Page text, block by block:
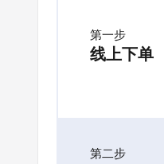
第一步
线上下单
第二步